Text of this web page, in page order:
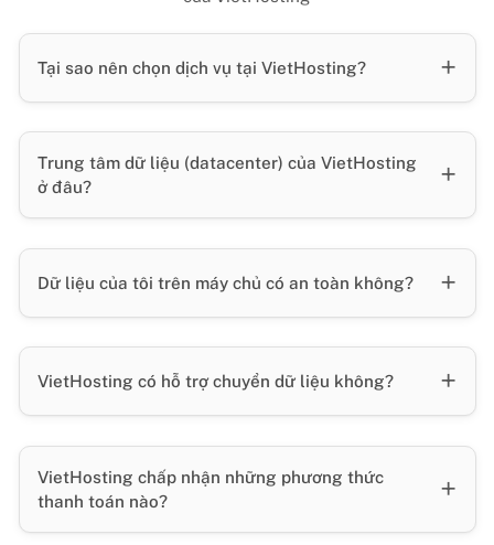
Tại sao nên chọn dịch vụ tại VietHosting?
Trung tâm dữ liệu (datacenter) của VietHosting
ở đâu?
Dữ liệu của tôi trên máy chủ có an toàn không?
VietHosting có hỗ trợ chuyển dữ liệu không?
VietHosting chấp nhận những phương thức
thanh toán nào?